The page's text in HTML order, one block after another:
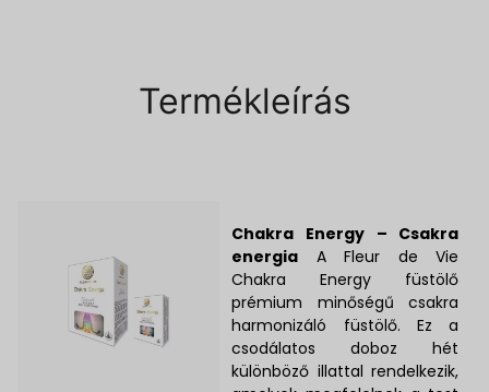
Termékleírás
Chakra Energy – Csakra
energia A Fleur de Vie
Chakra Energy füstölő
prémium minőségű csakra
harmonizáló füstölő. Ez a
csodálatos doboz hét
különböző illattal rendelkezik,